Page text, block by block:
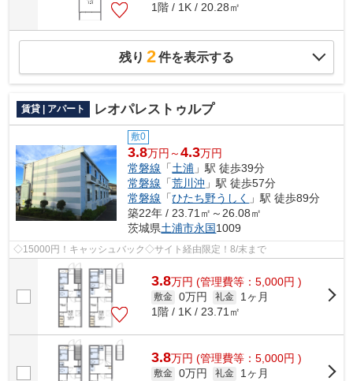
1階 / 1K / 20.28㎡
残り 2件を表示する
賃貸 | アパート レオパレストゥルプ
敷0
3.8万円～4.3万円
常磐線 「土浦 」駅 徒歩39分
常磐線 「荒川沖 」駅 徒歩57分
常磐線 「ひたち野うしく
」駅 徒歩89分
築22年 / 23.71㎡～26.08㎡
茨城県土浦市永国1009
◇15000円！キャッシュバック◇サイト経由限定！8/末まで
3.8万円 (管理費等：5,000円 )
敷金 0万円 礼金
1ヶ月
1階 / 1K / 23.71㎡
3.8万円 (管理費等：5,000円 )
敷金 0万円 礼金
1ヶ月